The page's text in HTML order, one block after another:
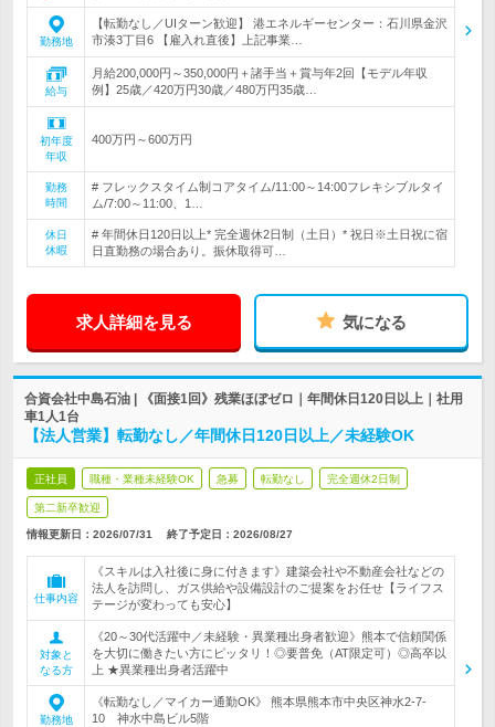
勤務地
【転勤なし／UIターン歓迎】 港エネルギーセンター：石川県金沢
市湊3丁目6 【雇入れ直後】上記事業…
給与
月給200,000円～350,000円＋諸手当＋賞与年2回【モデル年収
例】25歳／420万円30歳／480万円35歳…
初年度
年収
400万円～600万円
勤務
時間
# フレックスタイム制コアタイム/11:00～14:00フレキシブルタイ
ム/7:00～11:00、1…
休日
休暇
# 年間休日120日以上* 完全週休2日制（土日）* 祝日※土日祝に宿
日直勤務の場合あり。振休取得可…
求人詳細を見る 気になる
合資会社中島石油 | 《面接1回》残業ほぼゼロ｜年間休日120日以上｜社用
車1人1台
【法人営業】転勤なし／年間休日120日以上／未経験OK
正社員 職種・業種未経験OK 急募 転勤なし 完全週休2日制
第二新卒歓迎
情報更新日：2026/07/31 終了予定日： 2026/08/27
仕事内容
《スキルは入社後に身に付きます》建築会社や不動産会社などの
法人を訪問し、ガス供給や設備設計のご提案をお任せ【ライフス
テージが変わっても安心】
対象と
なる方
《20～30代活躍中／未経験・異業種出身者歓迎》熊本で信頼関係
を大切に働きたい方にピッタリ！◎要普免（AT限定可）◎高卒以
上 ★異業種出身者活躍中
勤務地
《転勤なし／マイカー通勤OK》 熊本県熊本市中央区神水2-7-
10 神水中島ビル5階